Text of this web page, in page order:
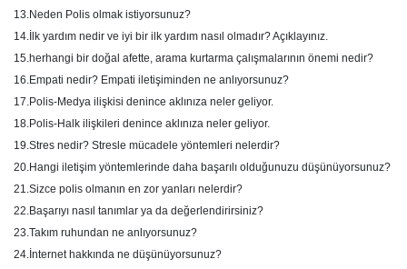
13.Neden Polis olmak istiyorsunuz?
14.İlk yardım nedir ve iyi bir ilk yardım nasıl olmadır? Açıklayınız.
15.herhangi bir doğal afette, arama kurtarma çalışmalarının önemi nedir?
16.Empati nedir? Empati iletişiminden ne anlıyorsunuz?
17.Polis-Medya ilişkisi denince aklınıza neler geliyor.
18.Polis-Halk ilişkileri denince aklınıza neler geliyor.
19.Stres nedir? Stresle mücadele yöntemleri nelerdir?
20.Hangi iletişim yöntemlerinde daha başarılı olduğunuzu düşünüyorsunuz?
21.Sizce polis olmanın en zor yanları nelerdir?
22.Başarıyı nasıl tanımlar ya da değerlendirirsiniz?
23.Takım ruhundan ne anlıyorsunuz?
24.İnternet hakkında ne düşünüyorsunuz?